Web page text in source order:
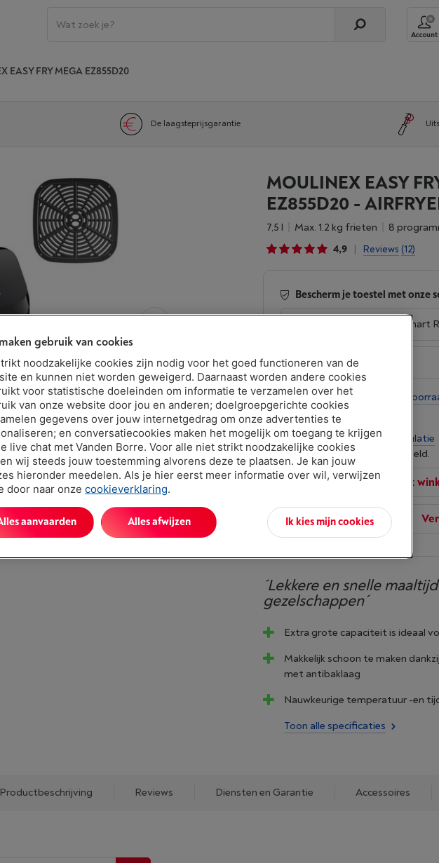
Account
EASY FRY MEGA EZ855D20
De laagsteprijsgarantie
MOULINEX EASY
EZ855D20 -
7,5 l Max. 1.2 kg frieten 8
4,9
| Reviews (12)
Bescherm je toestel met onze
garantie met Smart
2 jaargarantie
Niet online te koop Bekijk
€ 158,00
Ofbetalen per maand
Simulatie
Let op, geld lenen kost ook geld.
Bekijk
´Lekkere en snelle
gezelschappen´
Extra grote capaciteit is ideaal
Makkelijk schoon te maken
met antibaklaag
Nauwkeurige temperatuur -en
Toon alle specificaties
Productbeschrijving Reviews Diensten en Garantie Accessoires
gebruik van cookies
noodzakelijke cookies zijn nodig voor het goed functioneren van de
en kunnen niet worden geweigerd. Daarnaast worden andere cookies
voor statistische doeleinden om informatie te verzamelen over het
van onze website door jou en anderen; doelgroepgerichte cookies
gegevens over jouw internetgedrag om onze advertenties te
en conversatiecookies maken het mogelijk om toegang te krijgen
live chat met Vanden Borre. Voor alle niet strikt noodzakelijke cookies
wij steeds jouw toestemming alvorens deze te plaatsen. Je kan jouw
hieronder meedelen. Als je hier eerst meer informatie over wil, verwijzen
door naar onze cookieverklaring.
Ik kies mijn cookies
Alles afwijzen
aanvaarden